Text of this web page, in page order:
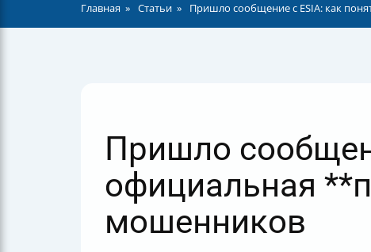
Главная Статьи Пришло сообщение с ESIA: как
Пришло
официальная
мошенников